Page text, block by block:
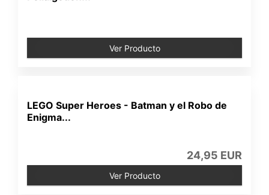
Ver Producto
LEGO Super Heroes - Batman y el Robo de
Enigma...
24,95 EUR
Ver Producto